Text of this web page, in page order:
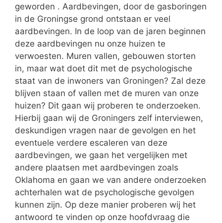
geworden . Aardbevingen, door de gasboringen
in de Groningse grond ontstaan er veel
aardbevingen. In de loop van de jaren beginnen
deze aardbevingen nu onze huizen te
verwoesten. Muren vallen, gebouwen storten
in, maar wat doet dit met de psychologische
staat van de inwoners van Groningen? Zal deze
blijven staan of vallen met de muren van onze
huizen? Dit gaan wij proberen te onderzoeken.
Hierbij gaan wij de Groningers zelf interviewen,
deskundigen vragen naar de gevolgen en het
eventuele verdere escaleren van deze
aardbevingen, we gaan het vergelijken met
andere plaatsen met aardbevingen zoals
Oklahoma en gaan we van andere onderzoeken
achterhalen wat de psychologische gevolgen
kunnen zijn. Op deze manier proberen wij het
antwoord te vinden op onze hoofdvraag die